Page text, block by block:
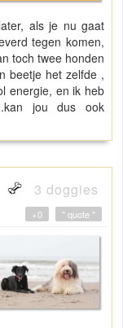
als je nu gaat
tegen komen,
toch twee honden
beetje het zelfde ,
energie, en ik heb
jou dus ook
3 doggies
" quote "
+0